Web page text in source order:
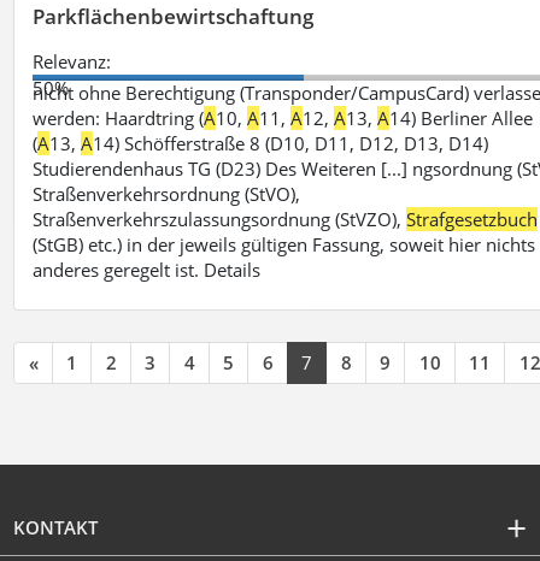
Parkflächenbewirtschaftung
Relevanz:
50%
nicht ohne Berechtigung (Transponder/CampusCard)
werden: Haardtring (A10,A11,A12,A13,A14) Berliner Allee
(A13,A14) Schöfferstraße 8 (D10, D11, D12, D13, D14)
Studierendenhaus TG (D23) Des Weiteren [...] ngsordnung
Straßenverkehrsordnung (StVO),
Straßenverkehrszulassungsordnung (StVZO),Strafgesetzbuch
(StGB) etc.) in der jeweils gültigen Fassung, soweit hier nichts
anderes geregelt ist. Details
« 1 2 3 4 5 6 7 8 9 10 11 12
KONTAKT